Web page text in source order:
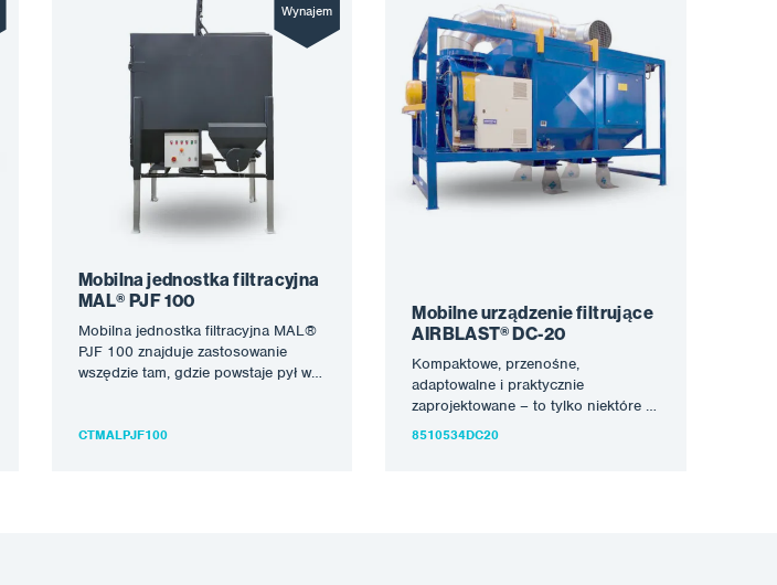
Wynajem
Mobilna jednostka filtracyjna
MAL® PJF 100
Mobilna jednostka filtracyjna MAL®
PJF 100 znajduje zastosowanie
wszędzie tam, gdzie powstaje pył w
CTMALPJF100
Mobilne urządzenie filtrujące
AIRBLAST® DC-20
Kompaktowe, przenośne,
adaptowalne i praktycznie
zaprojektowane – to tylko niektóre z
zalet mobilnych jednostek filtracji
8510534DC20